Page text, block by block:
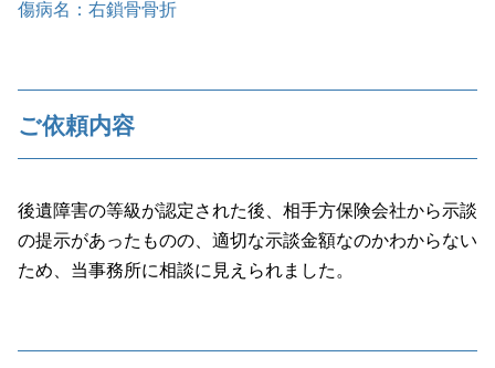
傷病名：右鎖骨骨折
ご依頼内容
後遺障害の等級が認定された後、相手方保険会社から示談
の提示があったものの、適切な示談金額なのかわからない
ため、当事務所に相談に見えられました。